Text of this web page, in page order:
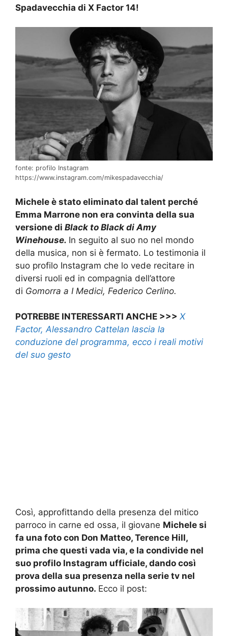
Spadavecchia di X Factor 14!
fonte: profilo Instagram
https://www.instagram.com/mikespadavecchia/
Michele è stato eliminato dal talent perché
Emma Marrone non era convinta della sua
versione di Black to Black di Amy
Winehouse. In seguito al suo no nel mondo
della musica, non si è fermato. Lo testimonia il
suo profilo Instagram che lo vede recitare in
diversi ruoli ed in compagnia dell’attore
di Gomorra a I Medici, Federico Cerlino.
POTREBBE INTERESSARTI ANCHE >>> X
Factor, Alessandro Cattelan lascia la
conduzione del programma, ecco i reali motivi
del suo gesto
Così, approfittando della presenza del mitico
parroco in carne ed ossa, il giovane Michele si
fa una foto con Don Matteo, Terence Hill,
prima che questi vada via, e la condivide nel
suo profilo Instagram ufficiale, dando così
prova della sua presenza nella serie tv nel
prossimo autunno. Ecco il post: